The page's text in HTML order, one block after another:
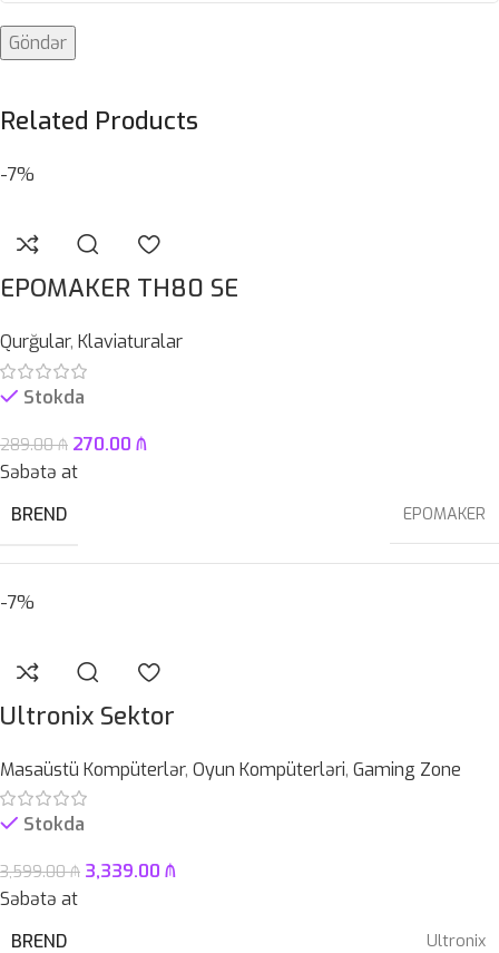
Related Products
-7%
EPOMAKER TH80 SE
Qurğular, Klaviaturalar
Stokda
289.00₼ 270.00 ₼
Səbətə at
BREND
EPOMAKER
QOŞULMA
KABEL NÖVÜ
SWITCH
-7%
Ultronix Sektor
Masaüstü Kompüterlər, Oyun Kompüterləri, Gaming Zone
Stokda
3,599.00₼ 3,339.00 ₼
Səbətə at
BREND
Ultronix